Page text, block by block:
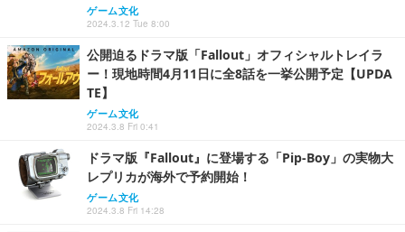
ゲーム文化
2024.3.12 Tue 8:00
公開迫るドラマ版「Fallout」オフィシャルトレイラ
ー！現地時間4月11日に全8話を一挙公開予定【UPDA
TE】
ゲーム文化
2024.3.8 Fri 0:41
ドラマ版『Fallout』に登場する「Pip-Boy」の実物大
レプリカが海外で予約開始！
ゲーム文化
2024.3.8 Fri 14:28